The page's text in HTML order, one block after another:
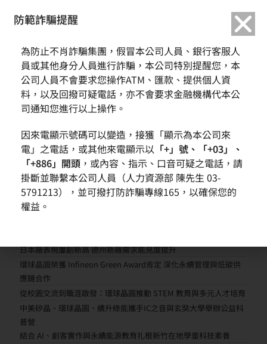
永續原物料政策
近期文章
日本廠表現屢創新高 德州新廠需求能見度提升
環球晶圓榮獲 Infineon Green Award肯定 深化永續管理與低碳供
應鏈合作
從校園交流到職涯啟發：環球晶圓推動 STEM 教育與多元人才培育
中美矽晶、環球晶圓、續升綠能攜手IC之音與玄奘大學舉辦公益科
普營
結合 AI、創客實作與永續能源教育扎根新竹在地學童科技素養
防範詐騙提醒
為防止不肖詐騙集團，假冒本公司人員、銀行客服人
員或其他身分人員進行詐騙，本公司特別提醒您，本
公司人員不會要求您操作ATM、匯款、提供個人資
料，以及回撥可疑電話，亦不會要求金融機構代本公
司通知您進行以上操作。
因來電顯示號碼可以變造，接獲「顯示為本公司來
電」之電話，或其他來電顯示以 「+」號、「+03」、
「+886」開頭 ，或內容、指示、口音可疑之電話，請
掛斷並聯繫本公司人員（人力資源部 陳先生 03-
5791213），並可撥打防詐騙專線165，以確保您的
權益。